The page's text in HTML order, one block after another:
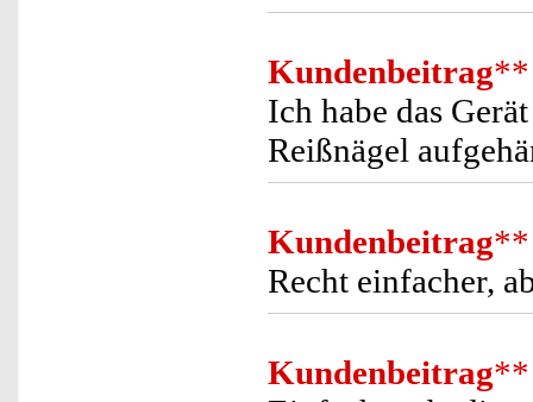
Kundenbeitrag**
Ich habe das
Reißnägel
Kundenbeitrag**
Recht einfacher,
Kundenbeitrag**